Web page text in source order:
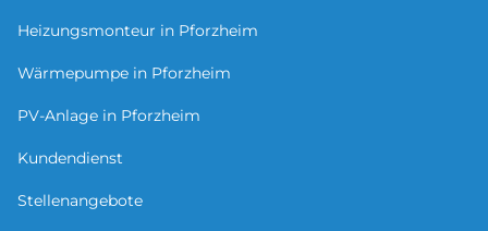
Heizungsmonteur in Pforzheim
Wärmepumpe in Pforzheim
PV-Anlage in Pforzheim
Kundendienst
Stellenangebote